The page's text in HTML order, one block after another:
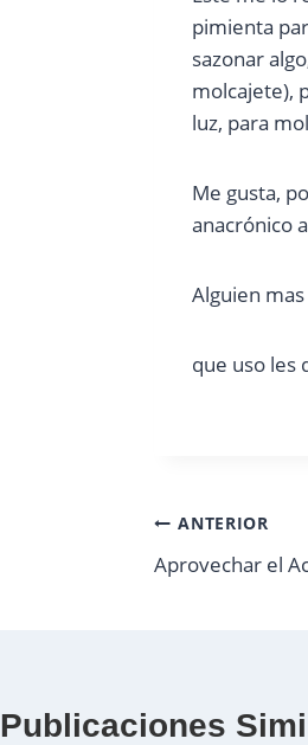
pimienta
sazonar
molcajete),
luz, para
Me gusta,
anacrónico
Alguien
que uso les
de
ANTERIOR
Aprovechar el
Publicaciones